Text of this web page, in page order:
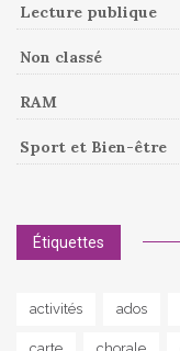
Lecture publique
Non classé
RAM
Sport et Bien-être
Étiquettes
activités ados